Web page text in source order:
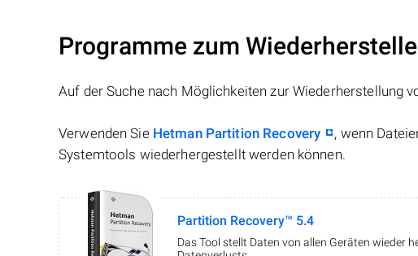
Programme zum
Auf der Suche nach Möglichkeiten zur Wiederherstellung
Verwenden Sie Hetman Partition Recovery
, wenn
Systemtools wiederhergestellt werden können.
Partition Recovery™ 5.4
Das Tool stellt Daten von allen Geräten wieder